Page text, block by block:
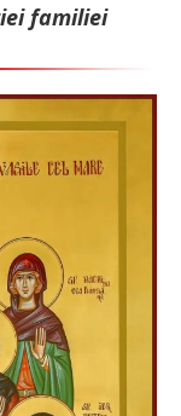
familiei